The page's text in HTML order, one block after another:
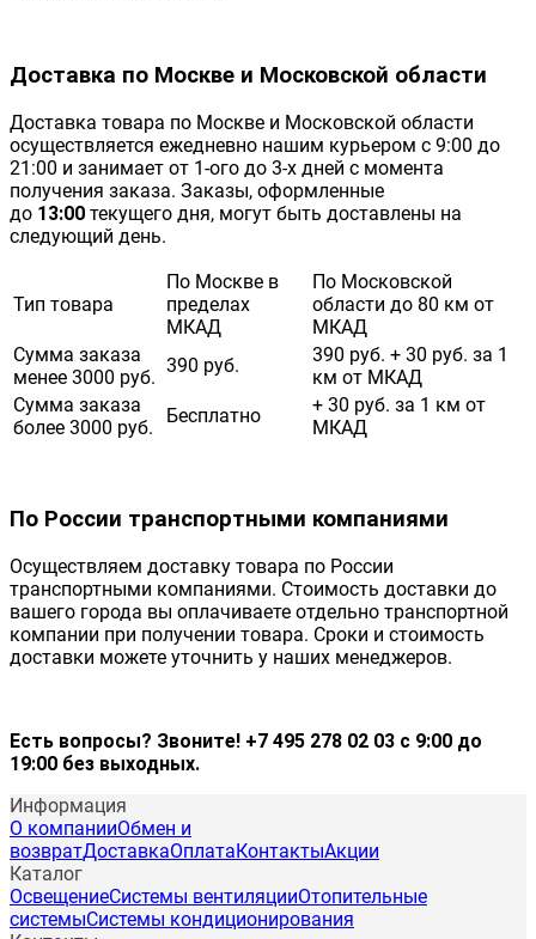
Доставка по Москве и Московской области
Доставка товара по Москве и Московской области
осуществляется ежедневно нашим курьером с 9:00 до
21:00 и занимает от 1-ого до 3-х дней с момента
получения заказа. Заказы, оформленные
до 13:00 текущего дня, могут быть доставлены на
следующий день.
Тип товара
По Москве в
пределах
МКАД
По Московской
области до 80 км от
МКАД
Сумма заказа
менее 3000 руб.
390 руб.
390 руб. + 30 руб. за 1
км от МКАД
Сумма заказа
более 3000 руб.
Бесплатно
+ 30 руб. за 1 км от
МКАД
По России транспортными компаниями
Осуществляем доставку товара по России
транспортными компаниями. Стоимость доставки до
вашего города вы оплачиваете отдельно транспортной
компании при получении товара. Сроки и стоимость
доставки можете уточнить у наших менеджеров.
Есть вопросы? Звоните! +7 495 278 02 03 с 9:00 до
19:00 без выходных.
Информация
О компанииОбмен и
возвратДоставкаОплата КонтактыАкции
Каталог
ОсвещениеСистемы вентиляцииОтопительные
системыСистемы кондиционирования